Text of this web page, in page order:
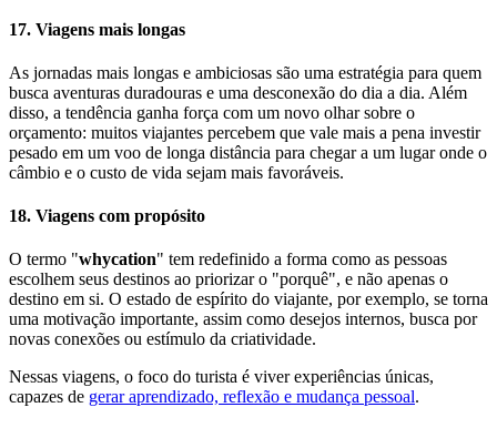
17. Viagens mais longas
As jornadas mais longas e ambiciosas são uma estratégia para quem
busca aventuras duradouras e uma desconexão do dia a dia. Além
disso, a tendência ganha força com um novo olhar sobre o
orçamento: muitos viajantes percebem que vale mais a pena investir
pesado em um voo de longa distância para chegar a um lugar onde o
câmbio e o custo de vida sejam mais favoráveis.
18. Viagens com propósito
O termo "whycation" tem redefinido a forma como as pessoas
escolhem seus destinos ao priorizar o "porquê", e não apenas o
destino em si. O estado de espírito do viajante, por exemplo, se torna
uma motivação importante, assim como desejos internos, busca por
novas conexões ou estímulo da criatividade.
Nessas viagens, o foco do turista é viver experiências únicas,
capazes de gerar aprendizado, reflexão e mudança pessoal.